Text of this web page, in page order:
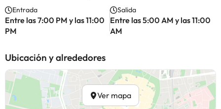
Entrada
Entre las 7:00 PM y las 11:00
PM
Salida
Entre las 5:00 AM y las 11:00
AM
Ubicación y alrededores
Ver mapa